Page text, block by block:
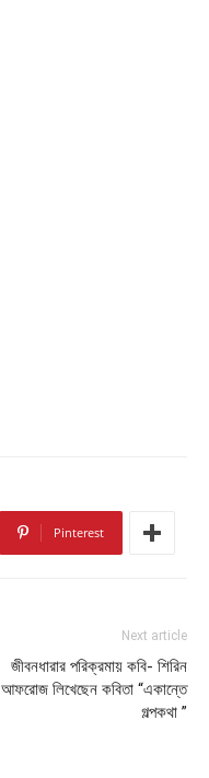
Pinterest
Next article
জীবনধারার পরিক্রমায় কবি- শিরিন
আফরোজ লিখেছেন কবিতা “একান্তে
গল্পকথা ”